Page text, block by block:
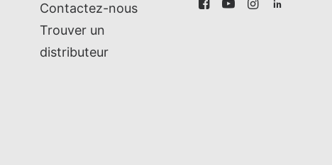
Contactez-nous
Trouver un
distributeur